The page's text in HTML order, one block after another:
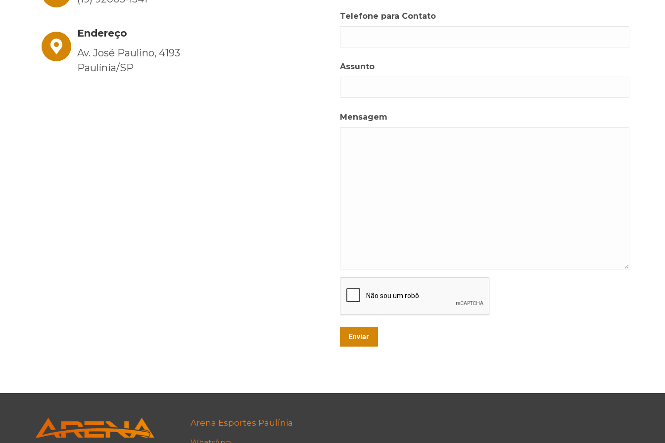
Endereço
Av. José Paulino, 4193
Paulínia/SP
Telefone para Contato
Assunto
Mensagem
Arena Esportes Paulínia